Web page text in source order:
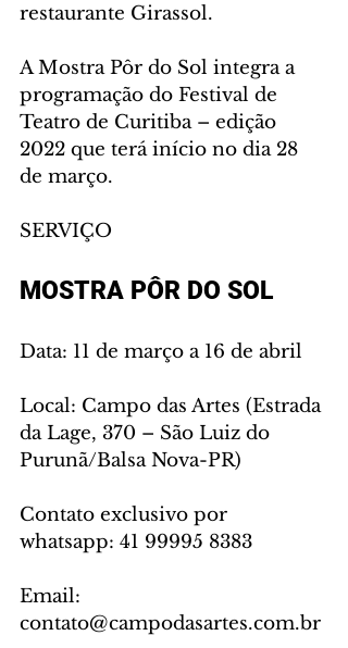
restaurante Girassol.
A Mostra Pôr do Sol integra a
programação do Festival de
Teatro de Curitiba – edição
2022 que terá início no dia 28
de março.
SERVIÇO
MOSTRA PÔR DO SOL
Data: 11 de março a 16 de abril
Local: Campo das Artes (Estrada
da Lage, 370 – São Luiz do
Purunã/Balsa Nova-PR)
Contato exclusivo por
whatsapp: 41 99995 8383
Email:
contato@campodasartes.com.br